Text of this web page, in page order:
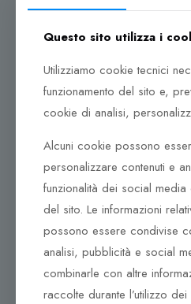
Corso
Tel. +39
Corso Vittorio
Tel. +39
95042
Questo sito utilizza i
Utilizziamo cookie tecnici
funzionamento del sito e,
cookie di analisi,
Alcuni cookie possono
personalizzare contenuti e
funzionalità dei social
del sito. Le informazioni
possono essere condivise
analisi, pubblicità e social
combinarle con altre
raccolte durante l’utilizzo